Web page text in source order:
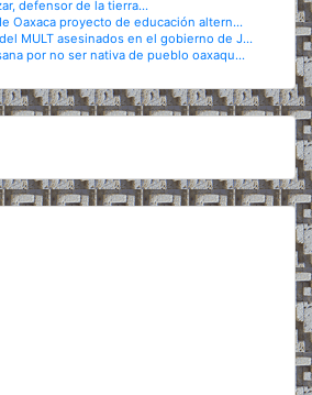
defensor de la tierra...
Oaxaca proyecto de educación altern...
MULT asesinados en el gobierno de J...
por no ser nativa de pueblo oaxaqu...